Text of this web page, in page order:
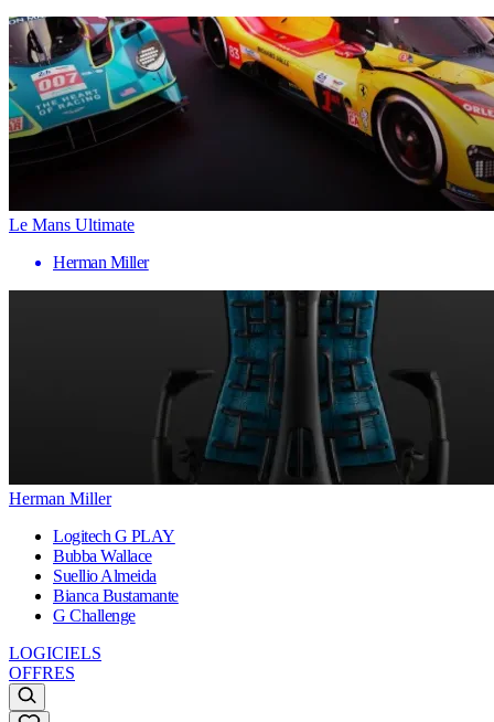
Le Mans Ultimate
Herman Miller
Herman Miller
Logitech G PLAY
Bubba Wallace
Suellio Almeida
Bianca Bustamante
G Challenge
LOGICIELS
OFFRES